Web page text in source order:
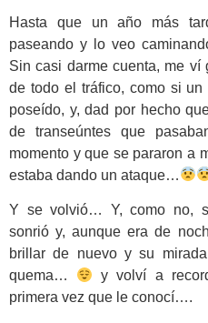
Hasta que un año más
paseando y lo veo
Sin casi darme cuenta, me ví
de todo el tráfico, como si
poseído, y, dad por hecho
de transeúntes que
momento y que se pararon a
estaba dando un ataque…
Y se volvió… Y, como no,
sonrió y, aunque era de
brillar de nuevo y su
quema…
y volví a
primera vez que le conocí….